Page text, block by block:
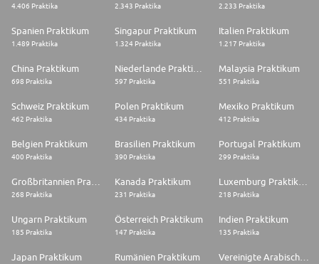
4.406 Praktika 2.343 Praktika 2.233 Praktika
Spanien Praktikum
1.489 Praktika
Singapur Praktikum
1.324 Praktika
Italien Praktikum
1.217 Praktika
China Praktikum
698 Praktika 597 Praktika
Malaysia Praktikum
551 Praktika
Schweiz Praktikum
462 Praktika
Polen Praktikum
434 Praktika
Mexiko Praktikum
412 Praktika
Belgien Praktikum
400 Praktika
Brasilien Praktikum
390 Praktika
Portugal Praktikum
299 Praktika
268 Praktika
Kanada Praktikum
231 Praktika 218 Praktika
Ungarn Praktikum
185 Praktika
Österreich Praktikum
147 Praktika
Indien Praktikum
135 Praktika
Japan Praktikum Rumänien Praktikum Vereinigte Arabische Emirate Praktikum